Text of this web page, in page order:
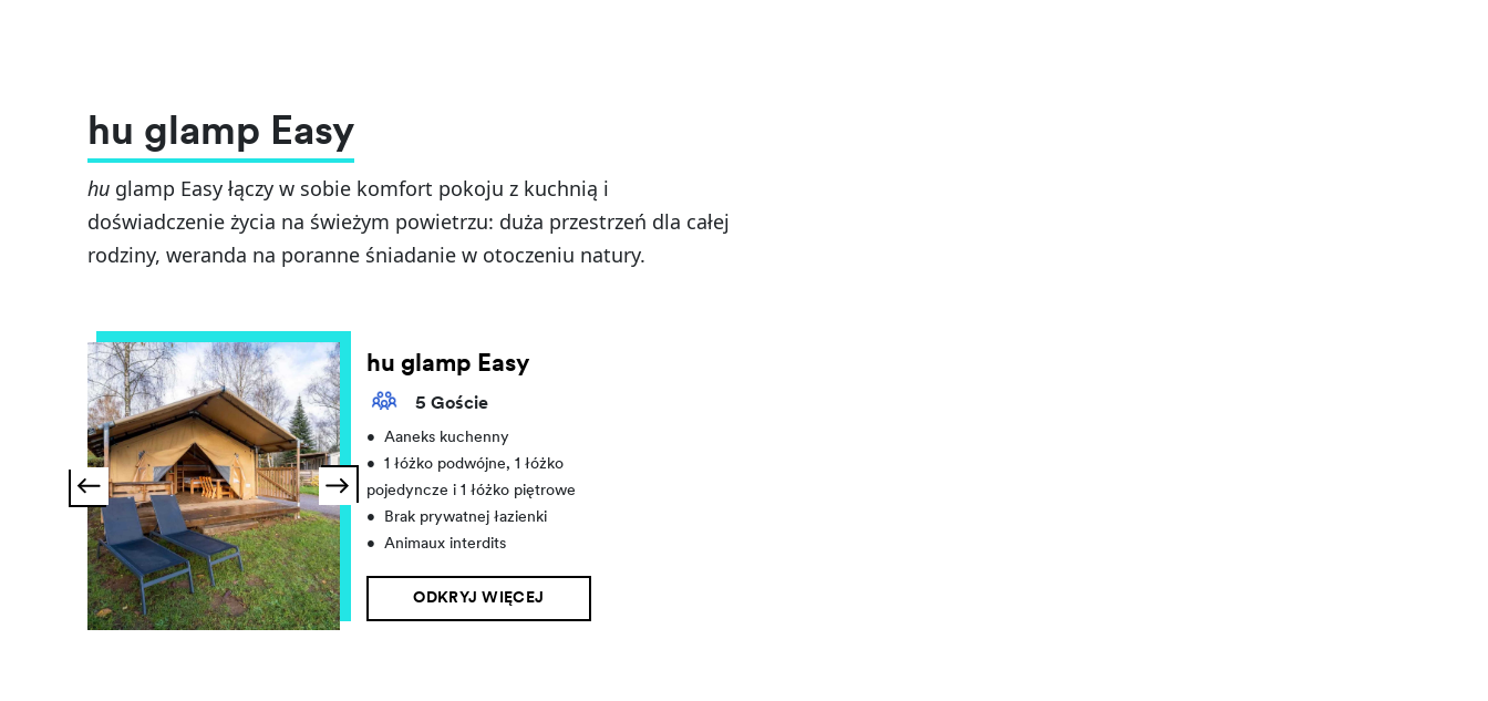
hu glamp Easy
hu glamp Easy łączy w sobie komfort pokoju z kuchnią i
doświadczenie życia na świeżym powietrzu: duża przestrzeń dla całej
rodziny, weranda na poranne śniadanie w otoczeniu natury.
hu glamp Easy
5 Goście
•
Aaneks kuchenny
•
1 łóżko podwójne, 1 łóżko
pojedyncze i 1 łóżko piętrowe
•
Brak prywatnej łazienki
•
Animaux interdits
ODKRYJ WIĘCEJ